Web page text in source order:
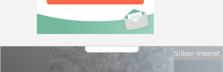
Silber-Inserat